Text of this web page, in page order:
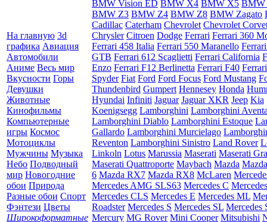
На главную 3d
графика Авиация
Автомобили
Аниме Весь мир
Вкусности Горы
Девушки
Животные
Кинофильмы
Компьютерные
игры Космос
Мотоциклы
Мужчины Музыка
Небо Подводный
мир Новогодние
обои Природа
Разные обои Спорт
Фэнтези Цветы
Широкоформатные
BMW Vision ED BMW X4 BMW X5 BMW
BMW Z3 BMW Z4 BMW Z8 BMW Zagato
Cadillac Caterham Chevrolet Chevrolet
Chrysler Citroen Dodge Ferrari Ferrari 360
Ferrari 458 Italia Ferrari 550 Maranello
GTB Ferrari 612 Scaglietti Ferrari California
Enzo Ferrari F12 Berlinetta Ferrari F40
Spyder Fiat Ford Ford Focus Ford Mustang
Thundenbird Gumpert Hennesey Honda
Hyundai Infiniti Jaguar Jaguar XKR Jeep Kia
Koenigsegg Lamborghini Lamborghini
Lamborghini Diablo Lamborghini Estoque
Gallardo Lamborghini Murcielago
Reventon Lamborghini Sinistro Land Rover
Linkoln Lotus Marussia Maserati Maserati
Maserati Quattroporte Maybach Mazda
6 Mazda RX7 Mazda RX8 McLaren
Mercedes AMG SLS63 Mercedes C
Mercedes CLS Mercedes E Mercedes ML
Roadster Mercedes S Mercedes SL Mercedes
Mercury MG Rover Mini Cooper Mitsubishi